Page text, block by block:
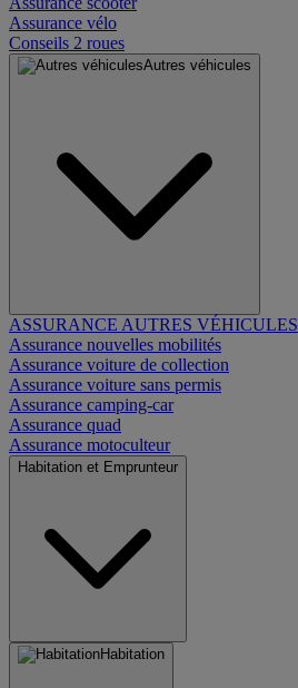
Assurance vélo
Conseils 2 roues
Autres véhicules
ASSURANCE AUTRES VÉHICULES
Assurance nouvelles mobilités
Assurance voiture de collection
Assurance voiture sans permis
Assurance camping-car
Assurance quad
Assurance motoculteur
Habitation et Emprunteur
Habitation